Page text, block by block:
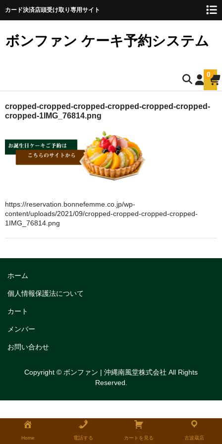
カード決済店頭受け取り専用サイト
ボンファン ケーキ予約システム
0
ホーム
ショートケーキ
ショートケーキ12cm(5名様用)
ショートケーキ18cm(10名様用)
トリフルガナッシュケーキ18cm
生チョコケーキ
生チョコケーキ18cm
チョコシフォンケーキ
タルトレット
全国発送可能ギフト商品
cropped-cropped-cropped-cropped-cropped-cropped-
cropped-1IMG_76814.png
https://reservation.bonnefemme.co.jp/wp-
content/uploads/2021/09/cropped-cropped-cropped-cropped-
1IMG_76814.png
ホーム
個人情報保護法について
カート
メンバー
お問い合わせ
Copyright © ボンファン | 沖縄南風堂株式会社 All Rights
Reserved.
Home 電話する カートを見る 古波蔵店